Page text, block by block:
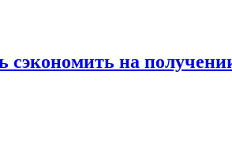
сэкономить на